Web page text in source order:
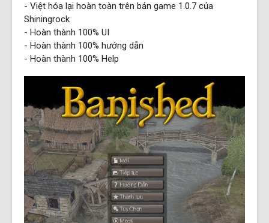
- Việt hóa lại hoàn toàn trên bản game 1.0.7 của
Shiningrock
- Hoàn thành 100% UI
- Hoàn thành 100% hướng dẫn
- Hoàn thành 100% Help